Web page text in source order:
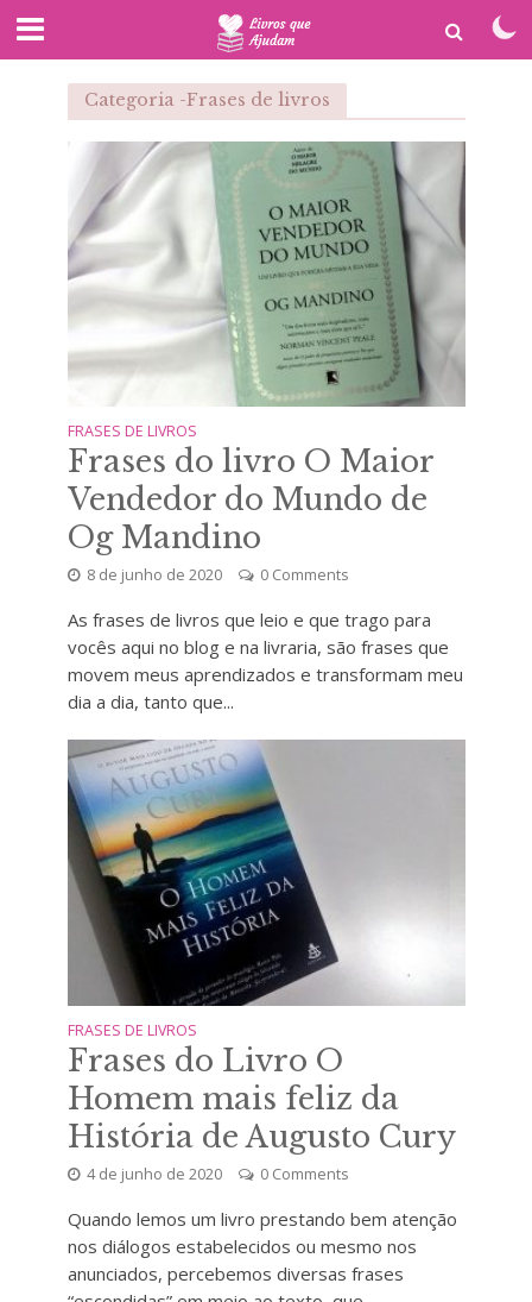
Categoria -Frases de livros
FRASES DE LIVROS
Frases do livro O Maior
Vendedor do Mundo de
Og Mandino
8 de junho de 2020 0 Comments
As frases de livros que leio e que trago para
vocês aqui no blog e na livraria, são frases que
movem meus aprendizados e transformam meu
dia a dia, tanto que...
FRASES DE LIVROS
Frases do Livro O
Homem mais feliz da
História de Augusto Cury
4 de junho de 2020 0 Comments
Quando lemos um livro prestando bem atenção
nos diálogos estabelecidos ou mesmo nos
anunciados, percebemos diversas frases